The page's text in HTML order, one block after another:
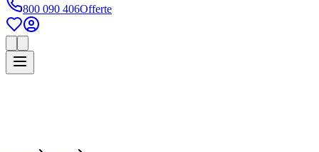
800 090 406Offerte